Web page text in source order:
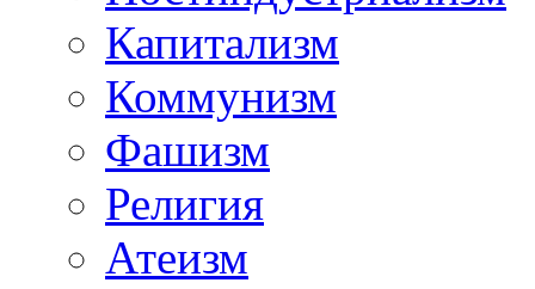
Капитализм
Коммунизм
Фашизм
Религия
Атеизм